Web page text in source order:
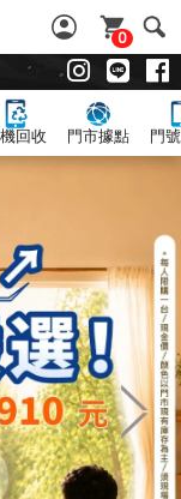
0
回收 門市據點 門